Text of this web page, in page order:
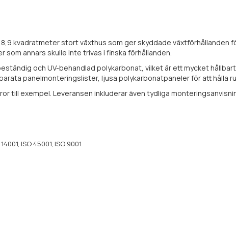
kvadratmeter stort växthus som ger skyddade växtförhållanden
som annars skulle inte trivas i finska förhållanden.
och UV-behandlad polykarbonat, vilket är ett mycket
panelmonteringslister, ljusa polykarbonatpaneler för att hålla
till exempel. Leveransen inkluderar även tydliga
ISO 45001, ISO 9001